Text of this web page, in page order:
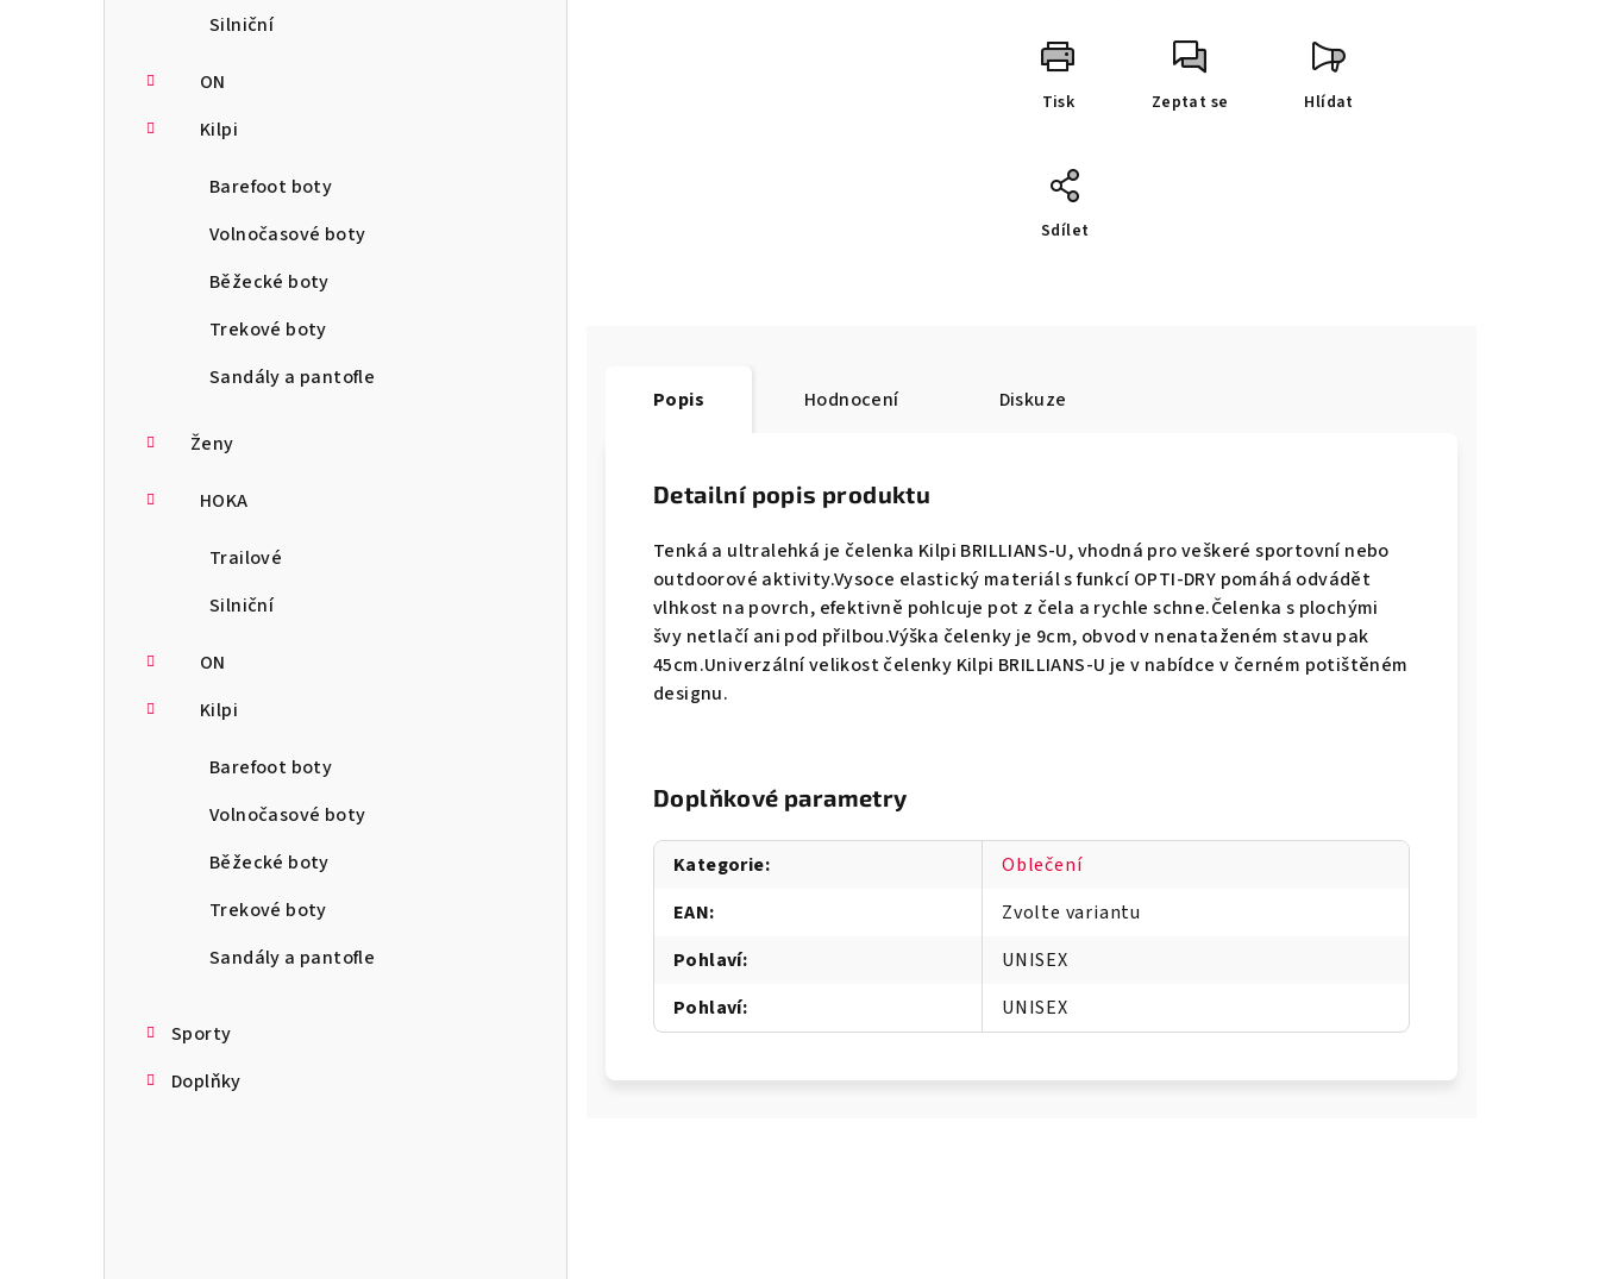
Silniční
ON
Kilpi
Barefoot boty
Volnočasové boty
Běžecké boty
Trekové boty
Sandály a pantofle
Ženy
HOKA
Trailové
Silniční
ON
Kilpi
Barefoot boty
Volnočasové boty
Běžecké boty
Trekové boty
Sandály a pantofle
Sporty
Doplňky
Tisk Zeptat se Hlídat
Sdílet
Popis Hodnocení Diskuze
Detailní popis produktu
Tenká a ultralehká je čelenka Kilpi BRILLIANS-U, vhodná pro veškeré sportovní nebo
outdoorové aktivity.Vysoce elastický materiál s funkcí OPTI-DRY pomáhá odvádět
vlhkost na povrch, efektivně pohlcuje pot z čela a rychle schne.Čelenka s plochými
švy netlačí ani pod přilbou.Výška čelenky je 9cm, obvod v nenataženém stavu pak
45cm.Univerzální velikost čelenky Kilpi BRILLIANS-U je v nabídce v černém potištěném
designu.
Doplňkové parametry
Kategorie:
Oblečení
EAN:
Zvolte variantu
Pohlaví:
UNISEX
Pohlaví: UNISEX